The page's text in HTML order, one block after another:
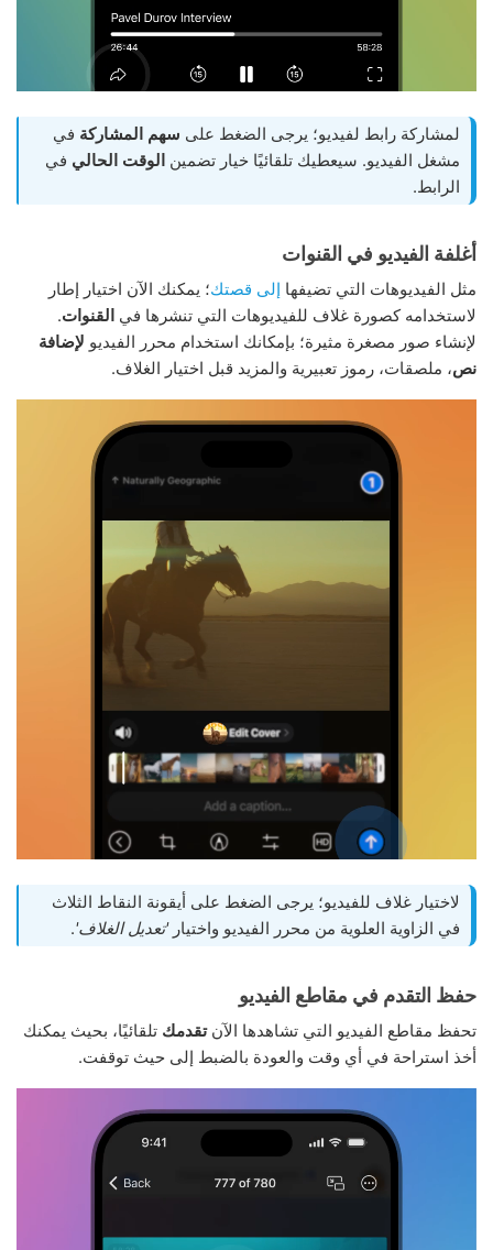
لمشاركة رابط لفيديو؛ يرجى الضغط على سهم المشاركة في
مشغل الفيديو. سيعطيك تلقائيًا خيار تضمين الوقت الحالي في
الرابط.
أغلفة الفيديو في القنوات
مثل الفيديوهات التي تضيفها إلى قصتك؛ يمكنك الآن اختيار إطار
لاستخدامه كصورة غلاف للفيديوهات التي تنشرها في القنوات.
لإنشاء صور مصغرة مثيرة؛ بإمكانك استخدام محرر الفيديو لإضافة
نص، ملصقات، رموز تعبيرية والمزيد قبل اختيار الغلاف.
لاختيار غلاف للفيديو؛ يرجى الضغط على أيقونة النقاط الثلاث
في الزاوية العلوية من محرر الفيديو واختيار'تعديل الغلاف'.
حفظ التقدم في مقاطع الفيديو
تحفظ مقاطع الفيديو التي تشاهدها الآنتقدمك تلقائيًا، بحيث يمكنك
أخذ استراحة في أي وقت والعودة بالضبط إلى حيث توقفت.